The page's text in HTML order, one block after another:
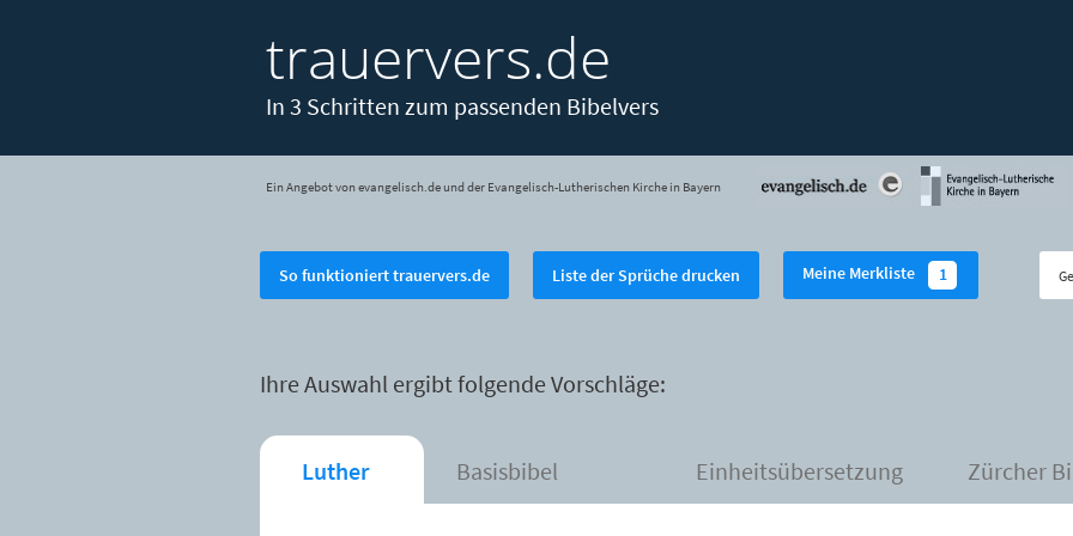
trauervers.de
In 3 Schritten zum passenden Bibelvers
Ein Angebot von evangelisch.de und der Evangelisch-Lutherischen Kirche in Bayern
So funktioniert trauervers.de Liste der Sprüche drucken Meine Merkliste 1
Ihre Auswahl ergibt folgende Vorschläge:
Luther Basisbibel Einheitsübersetzung Zürcher